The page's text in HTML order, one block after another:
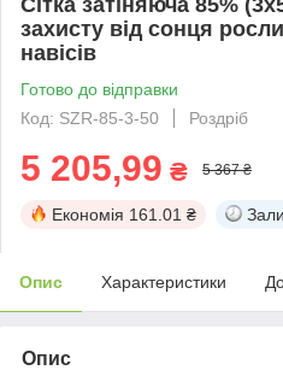
захисту від сонця
навісів
Готово до відправки
Код: SZR-85-3-50
Роздріб
5 205,99 ₴ 5 367 ₴
Економія 161.01 ₴
Опис Характеристики
Опис